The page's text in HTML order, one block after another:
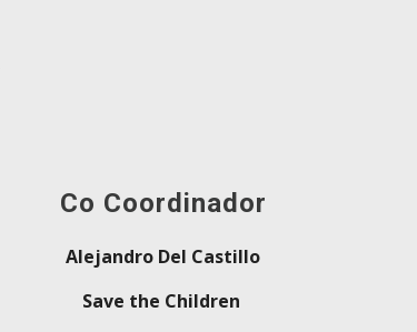
Co Coordinador
Alejandro Del Castillo
Save the Children